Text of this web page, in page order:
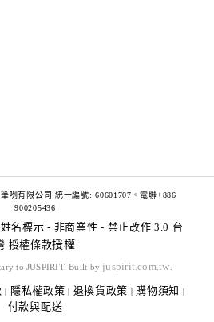
咧有限公司 統一編號: 60601707。電聯+886
900205436
名標示 - 非商業性 - 禁止改作 3.0 台
授權條款授權
to JUSPIRIT. Built by juspirit.com.tw.
隱私權政策 退換貨政策 購物須知
付款與配送